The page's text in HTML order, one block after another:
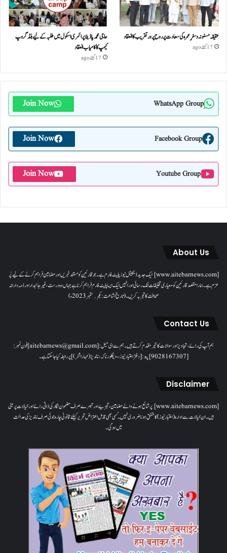
عقیقہ مسنونہ و سفرِ عمرہ کی سعادت پر روح پرور تقریب کا انعقاد
17 گھنٹے ago
حاجی محمد پاڈیلا پرائمری اسکول میں طلبہ کے لیے بلڈ گروپ
کیمپ کا کامیاب انعقاد
17 گھنٹے ago
WhatsApp Group
Join Now
Facebook Group
Join Now
Youtube Group
Join Now
About Us
[www.aitebarnews.com] ایک جدید ڈیجیٹل نیوز پلیٹ فارم ہے۔ جو قارئین کو مستند خبریں اور مضامین فراہم کرنے کے لیے پُر
عزم ہے۔ ہمارا مقصدقارئین کو معیاری تخلیقات تک رسائی اور انہیں ایک ایسا پلیٹ فارم فراہم کرنا ہے جہاں وہ درست، غیر جانبدار اور ذمہ دارانہ
صحافت کا تجربہ کریں۔( تاریخ اشاعت : یکم؍ ستمبر 2023ء)
Contact Us
ہم آپ کی رائے، تجاویز اور سوالات کا خیرمقدم کرتے ہیں۔ ہم سےای میل: [aitebarnews@gmail.com]فون نمبر:
[9028167307]پتہ: [دفتر اعتبار نیوز، ، دیگلور ناکہ، ناندیڑ(مہاراشٹر) ] پر رابطہ کیا جاسکتا ہے۔
Disclaimer
[www.aitebarnews.com] پر شائع ہونے والے مضامین، تجزیے اور تبصرے صرف مضمون نگار کی ذاتی رائے اور خیالات پر مبنی
ہیں۔ ان خیالات سے ادارہ (اعتبار نیوز) کا متفق ہونا ضروری نہیں۔ کسی بھی قابل اعتراض تحریر کیلئے قانونی چارہ جوئی صرف ناندیڑ کی عدالت
میں ہوگی۔